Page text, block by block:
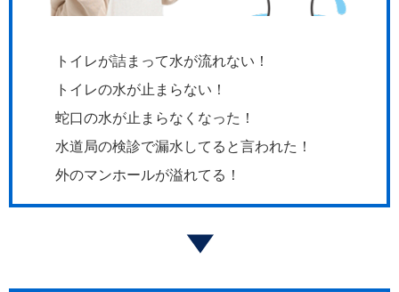
トイレが詰まって水が流れない！
トイレの水が止まらない！
蛇口の水が止まらなくなった！
水道局の検診で漏水してると言われた！
外のマンホールが溢れてる！